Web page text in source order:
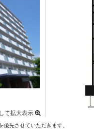
て拡大表示
先させていただきます。